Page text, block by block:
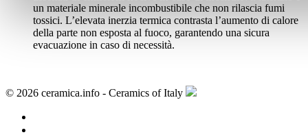
un materiale minerale incombustibile che non rilascia fumi
tossici. L’elevata inerzia termica contrasta l’aumento di calore
della parte non esposta al fuoco, garantendo una sicura
evacuazione in caso di necessità.
© 2026 ceramica.info - Ceramics of Italy